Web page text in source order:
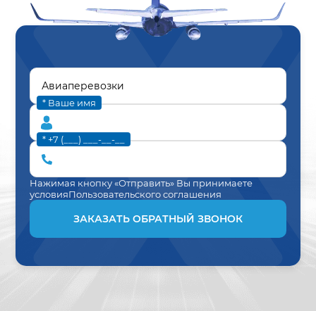
* Ваше имя
* +7 (___) ___-__-__
Нажимая кнопку «Отправить» Вы принимаете
условияПользовательского соглашения
ЗАКАЗАТЬ ОБРАТНЫЙ ЗВОНОК